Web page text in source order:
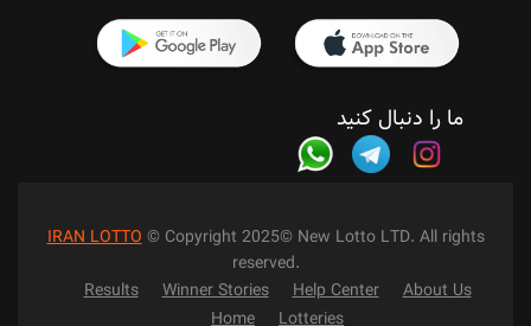
ما را دنبال کنید
IRAN LOTTO© Copyright 2025© New Lotto LTD. All rights
reserved.
About Us
Help Center
Winner Stories
Results
Lotteries
Home